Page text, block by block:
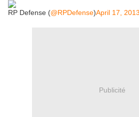
RP Defense (@RPDefense)April 17, 2013
Publicité